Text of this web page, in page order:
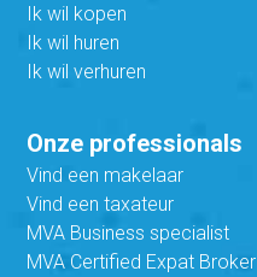
Ik wil kopen
Ik wil huren
Ik wil verhuren
Onze professionals
Vind een makelaar
Vind een taxateur
MVA Business specialist
MVA Certified Expat Broker